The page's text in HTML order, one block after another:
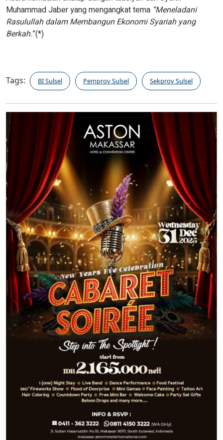
Muhammad Jaber yang mengangkat tema “Meneladani
Rasulullah dalam Membangun Ekonomi Syariah yang
Berkah.”(*)
Tags: BI Sulsel Pemprov Sulsel Sekprov Sulsel